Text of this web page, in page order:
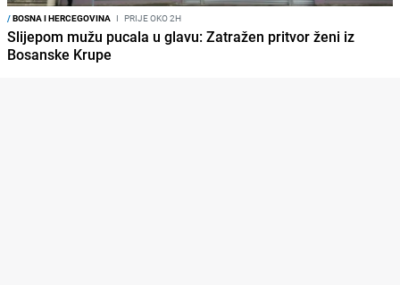
/BOSNA I HERCEGOVINA I PRIJE OKO 2H
Slijepom mužu pucala u glavu: Zatražen pritvor ženi iz
Bosanske Krupe